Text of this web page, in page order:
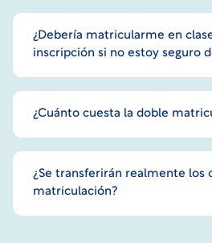
¿Debería matricularme en
inscripción si no estoy seguro
¿Cuánto cuesta la doble
¿Se transferirán realmente los
matriculación?